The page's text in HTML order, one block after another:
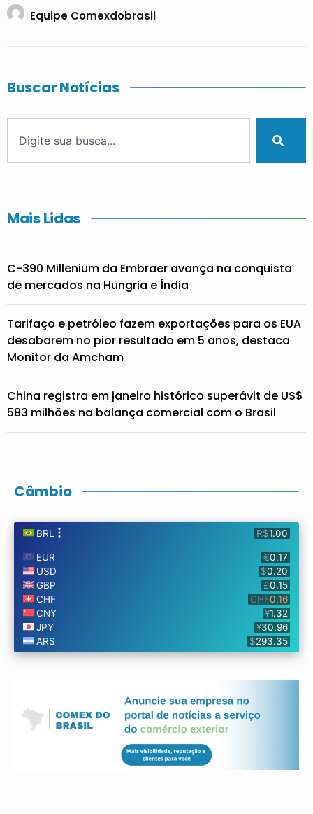
Equipe Comexdobrasil
Buscar Notícias
Mais Lidas
C-390 Millenium da Embraer avança na conquista
de mercados na Hungria e Índia
Tarifaço e petróleo fazem exportações para os EUA
desabarem no pior resultado em 5 anos, destaca
Monitor da Amcham
China registra em janeiro histórico superávit de US$
583 milhões na balança comercial com o Brasil
Câmbio